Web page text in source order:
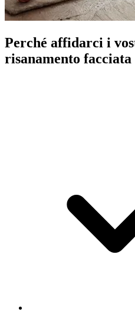
Perché affidarci i
risanamento